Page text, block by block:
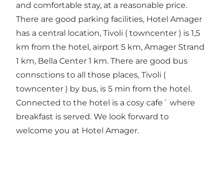
and comfortable stay, at a reasonable price.
There are good parking facilities, Hotel Amager
has a central location, Tivoli ( towncenter ) is 1,5
km from the hotel, airport 5 km, Amager Strand
1 km, Bella Center 1 km. There are good bus
connsctions to all those places, Tivoli (
towncenter ) by bus, is 5 min from the hotel.
Connected to the hotel is a cosy cafe´ where
breakfast is served. We look forward to
welcome you at Hotel Amager.